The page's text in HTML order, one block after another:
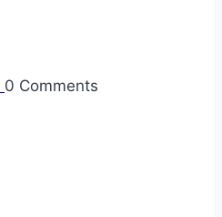
0 Comments